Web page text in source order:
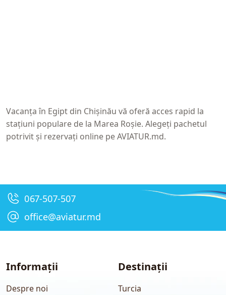
Vacanța în Egipt din Chișinău vă oferă acces rapid la
stațiuni populare de la Marea Roșie. Alegeți pachetul
potrivit și rezervați online peAVIATUR.md.
067-507-507
office@aviatur.md
Informații
Despre noi
Destinații
Turcia